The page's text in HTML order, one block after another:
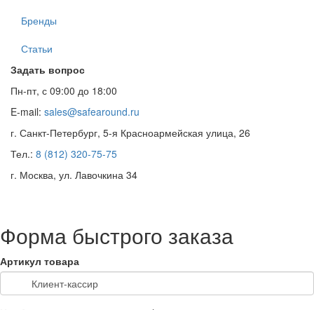
Бренды
Статьи
Задать вопрос
Пн-пт, с 09:00 до 18:00
E-mail: sales@safearound.ru
г. Санкт-Петербург, 5-я Красноармейская улица, 26
Тел.: 8 (812) 320-75-75
г. Москва, ул. Лавочкина 34
Форма быстрого заказа
Артикул товара